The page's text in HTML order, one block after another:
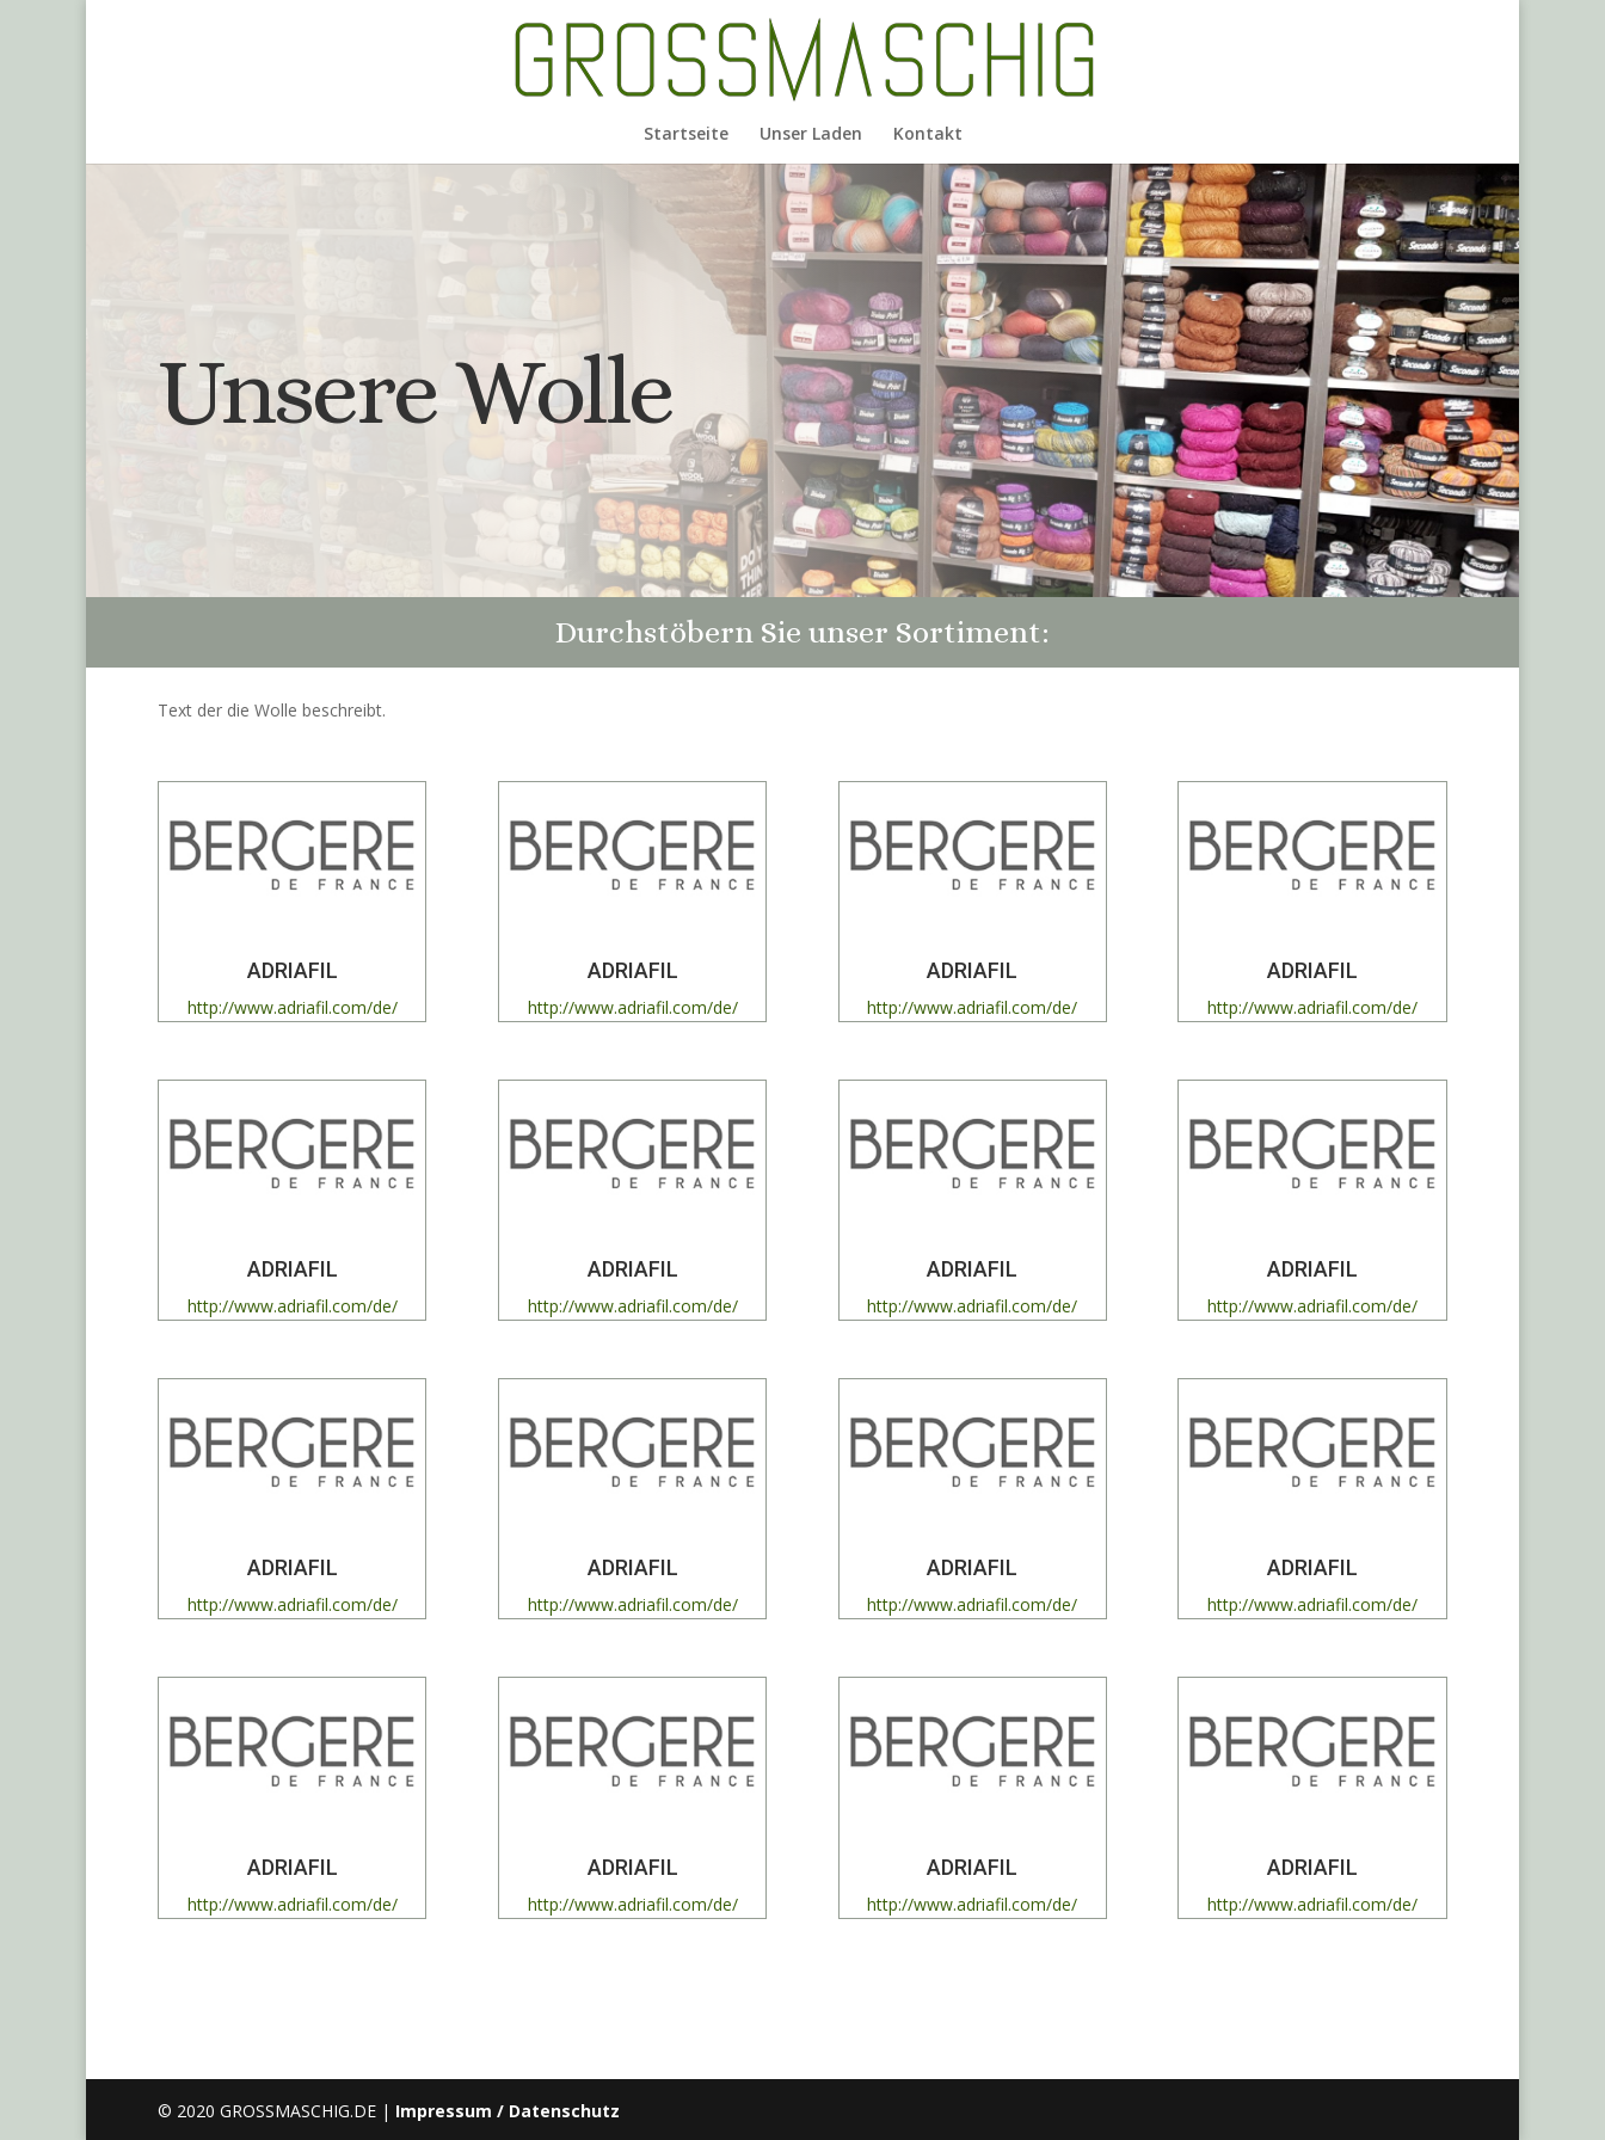
Startseite Unser Laden Kontakt
Unsere Wolle
Durchstöbern Sie unser Sortiment:
Text der die Wolle beschreibt.
ADRIAFIL
http://www.adriafil.com/de/
ADRIAFIL
http://www.adriafil.com/de/
ADRIAFIL
http://www.adriafil.com/de/
ADRIAFIL
http://www.adriafil.com/de/
ADRIAFIL
http://www.adriafil.com/de/
ADRIAFIL
http://www.adriafil.com/de/
ADRIAFIL
http://www.adriafil.com/de/
ADRIAFIL
http://www.adriafil.com/de/
ADRIAFIL
http://www.adriafil.com/de/
ADRIAFIL
http://www.adriafil.com/de/
ADRIAFIL
http://www.adriafil.com/de/
ADRIAFIL
http://www.adriafil.com/de/
ADRIAFIL
http://www.adriafil.com/de/
ADRIAFIL
http://www.adriafil.com/de/
ADRIAFIL
http://www.adriafil.com/de/
ADRIAFIL
http://www.adriafil.com/de/
© 2020 GROSSMASCHIG.DE | Impressum / Datenschutz